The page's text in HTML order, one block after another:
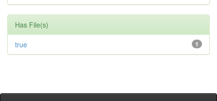
Has File(s)
1
true